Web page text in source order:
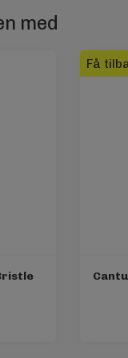
med
Få